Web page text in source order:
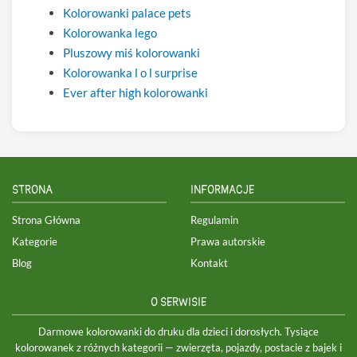
Kolorowanki palace pets
Kolorowanka lego
Pluszowy miś kolorowanki
Kolorowanka l o l surprise
Ever after high kolorowanki
STRONA
Strona Główna
Kategorie
Blog
INFORMACJE
Regulamin
Prawa autorskie
Kontakt
O SERWISIE
Darmowe kolorowanki do druku dla dzieci i dorosłych. Tysiące
kolorowanek z różnych kategorii — zwierzęta, pojazdy, postacie z bajek i